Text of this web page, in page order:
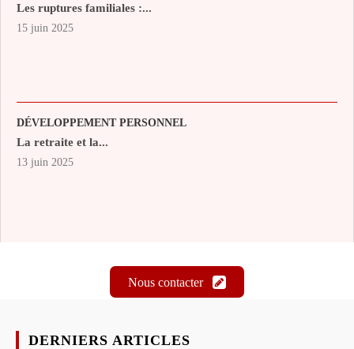
Les ruptures familiales :...
15 juin 2025
DÉVELOPPEMENT PERSONNEL
La retraite et la...
13 juin 2025
Nous contacter
DERNIERS ARTICLES